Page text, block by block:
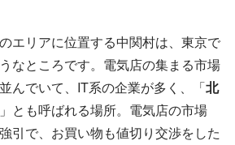
エリアに位置する中関村は、東京で
なところです。電気店の集まる市場
んでいて、IT系の企業が多く、「北
」とも呼ばれる場所。電気店の市場
引で、お買い物も値切り交渉をした